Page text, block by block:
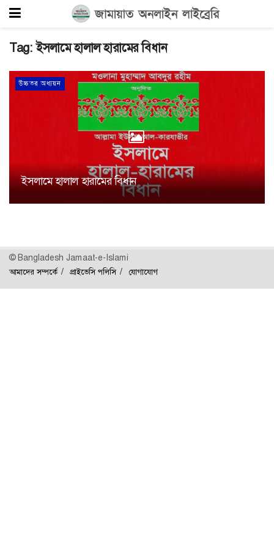
Tag:ইসলামে হালাল হারামের বিধান
উচ্চতর অধ্যয়ন
ইসলামে হালাল হারামের বিধান
© Bangladesh Jamaat-e-Islami
আমাদের সম্পর্কে প্রাইভেসি পলিসি যোগাযোগ